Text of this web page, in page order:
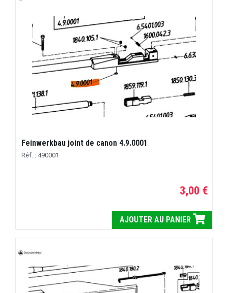
Feinwerkbau joint de canon 4.9.0001
Réf. : 490001
3,00 €
AJOUTER AU PANIER